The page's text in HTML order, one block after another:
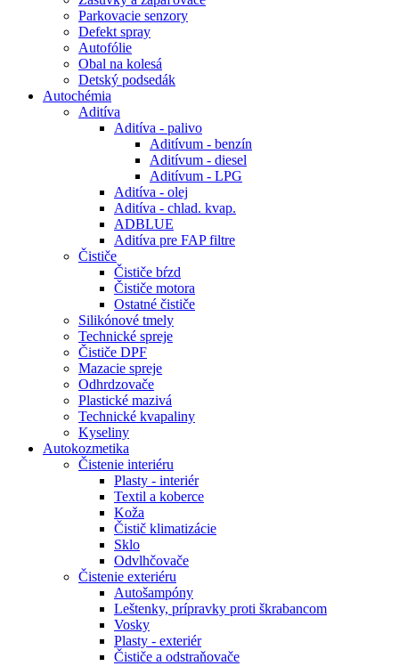
Parkovacie senzory
Defekt spray
Autofólie
Obal na kolesá
Detský podsedák
Autochémia
Aditíva
Aditíva - palivo
Aditívum - benzín
Aditívum - diesel
Aditívum - LPG
Aditíva - olej
Aditíva - chlad. kvap.
ADBLUE
Aditíva pre FAP filtre
Čističe
Čističe bŕzd
Čističe motora
Ostatné čističe
Silikónové tmely
Technické spreje
Čističe DPF
Mazacie spreje
Odhrdzovače
Plastické mazivá
Technické kvapaliny
Kyseliny
Autokozmetika
Čistenie interiéru
Plasty - interiér
Textil a koberce
Koža
Čistič klimatizácie
Sklo
Odvlhčovače
Čistenie exteriéru
Autošampóny
Leštenky, prípravky proti škrabancom
Vosky
Plasty - exteriér
Čističe a odstraňovače